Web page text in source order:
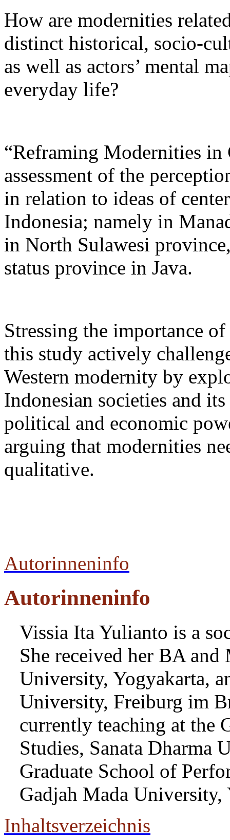
How are modernities
distinct historical, socio-
as well as actors’ mental
everyday life?
“Reframing Modernities in
assessment of the
in relation to ideas of
Indonesia; namely in
in North Sulawesi
status province in Java.
Stressing the importance
this study actively
Western modernity by
Indonesian societies and
political and economic
arguing that modernities
qualitative.
Autorinneninfo
Autorinneninfo
Vissia Ita Yulianto is a
She received her BA
University, Yogyakarta,
University, Freiburg im
currently teaching at the
Studies, Sanata Dharma
Graduate School of
Gadjah Mada University,
Inhaltsverzeichnis